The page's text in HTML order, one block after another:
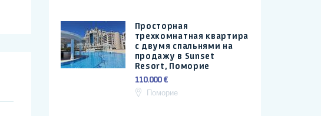
Просторная
трехкомнатная квартира
с двумя спальнями на
продажу в Sunset
Resort, Поморие
110.000 €
Поморие